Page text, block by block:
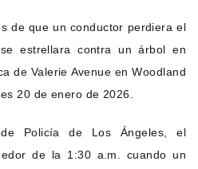
de que un conductor perdiera el
estrellara contra un árbol en
de Valerie Avenue en Woodland
20 de enero de 2026.
Policía de Los Ángeles, el
de la 1:30 a.m. cuando un